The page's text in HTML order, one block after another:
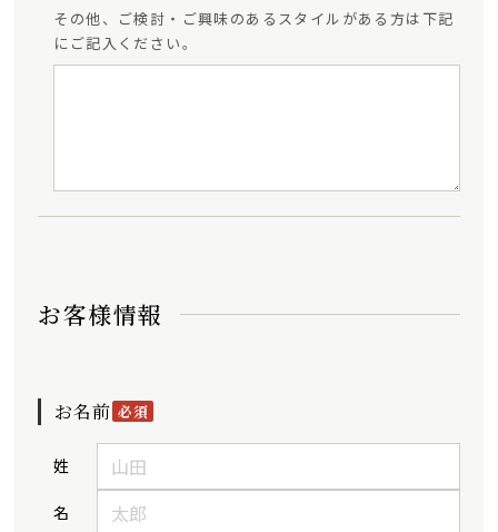
その他、ご検討・ご興味のあるスタイルがある方は下記
にご記入ください。
お客様情報
お名前 必須
姓
名